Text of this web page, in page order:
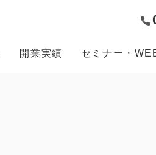
開業実績 セミナー・